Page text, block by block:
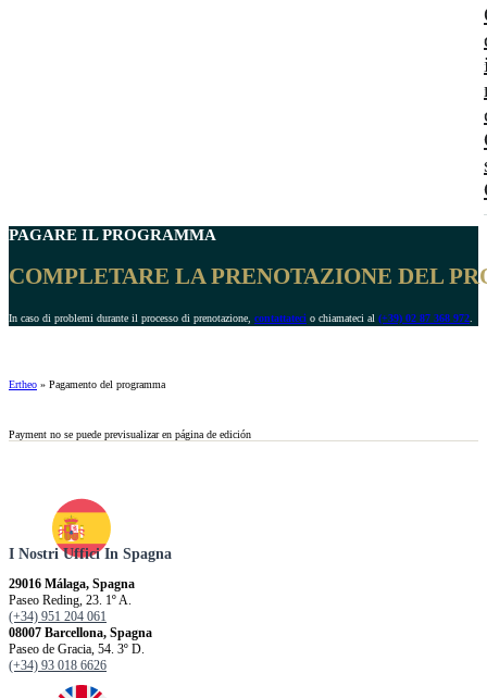
PAGARE IL PROGRAMMA
COMPLETARE LA PRENOTAZIONE DEL
In caso di problemi durante il processo di prenotazione, contattateci o chiamateci al (+39) 02 87 368 972
Ertheo » Pagamento del programma
Payment no se puede previsualizar en página de edición
I Nostri Uffici In Spagna
29016 Málaga, Spagna
Paseo Reding, 23. 1º A.
(+34) 951 204 061
08007 Barcellona, ​​Spagna
Paseo de Gracia, 54. 3º D.
(+34) 93 018 6626